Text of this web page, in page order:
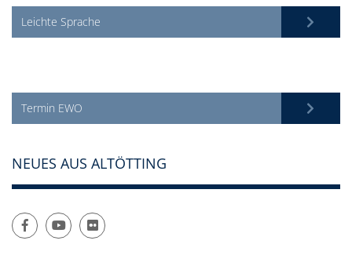
Leichte Sprache
Termin EWO
NEUES AUS ALTÖTTING